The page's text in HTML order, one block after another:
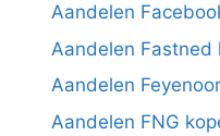
Aandelen
Aandelen Fastned
Aandelen
Aandelen FNG